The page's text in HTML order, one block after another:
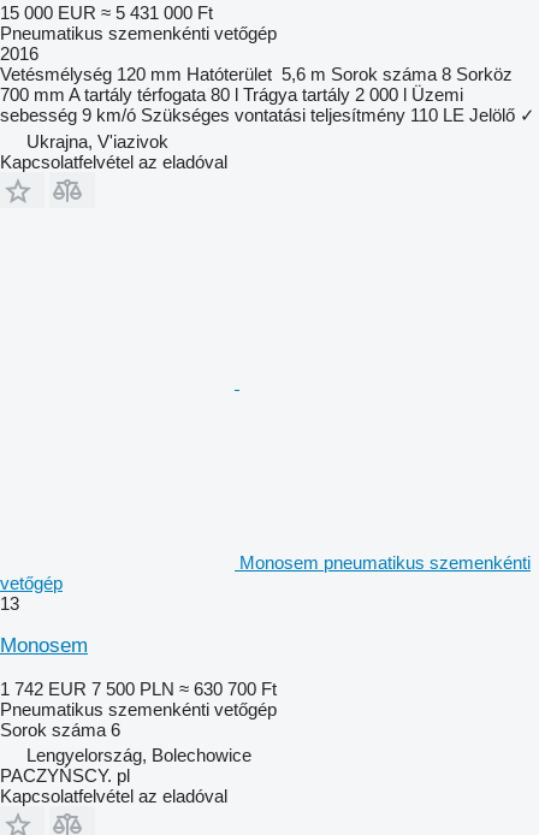
15 000 EUR ≈ 5 431 000 Ft
Pneumatikus szemenkénti vetőgép
2016
Vetésmélység 120 mm Hatóterület 5,6 m Sorok száma 8 Sorköz
700 mm A tartály térfogata 80 l Trágya tartály 2 000 l Üzemi
sebesség 9 km/ó Szükséges vontatási teljesítmény 110 LE Jelölő ✓
Ukrajna, V'iazivok
Kapcsolatfelvétel az eladóval
Monosem pneumatikus szemenkénti
vetőgép
13
Monosem
1 742 EUR 7 500 PLN ≈ 630 700 Ft
Pneumatikus szemenkénti vetőgép
Sorok száma 6
Lengyelország, Bolechowice
PACZYŃSCY. pl
Kapcsolatfelvétel az eladóval